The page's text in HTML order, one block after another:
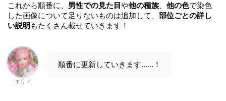
これから順番に、 男性での見た目 や他の種族、 他の色で染色
した画像について足りないものは追加して、 部位ごとの詳し
い説明 もたくさん載せていきます！
エリィ
順番に更新していきます……！